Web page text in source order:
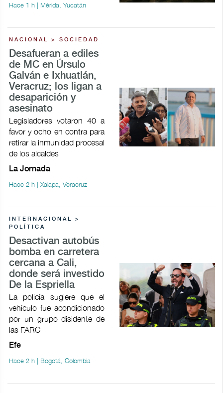
Hace 1 h | Mérida, Yucatán
NACIONAL > SOCIEDAD
Desafueran a ediles
de MC en Úrsulo
Galván e Ixhuatlán,
Veracruz; los ligan a
desaparición y
asesinato
Legisladores votaron 40 a
favor y ocho en contra para
retirar la inmunidad procesal
de los alcaldes
La Jornada
Hace 2 h | Xalapa, Veracruz
INTERNACIONAL >
POLÍTICA
Desactivan autobús
bomba en carretera
cercana a Cali,
donde será investido
De la Espriella
La policía sugiere que el
vehículo fue acondicionado
por un grupo disidente de
las FARC
Efe
Hace 2 h | Bogotá, Colombia